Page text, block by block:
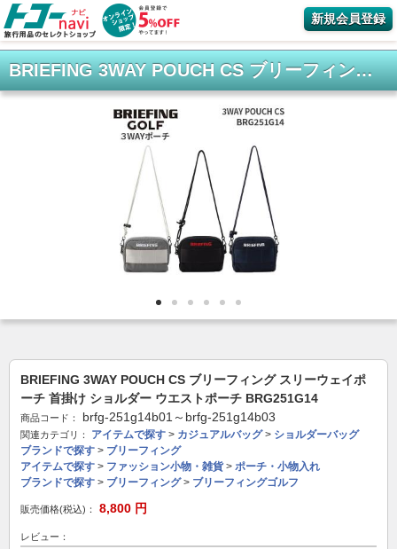
新規会員登録
BRIEFING 3WAY POUCH CS ブリーフィング スリーウェイポーチ 首掛け ショルダー ウエストポーチ BRG251G14
BRIEFING 3WAY POUCH CS ブリーフィング スリーウェイポ
ーチ 首掛け ショルダー ウエストポーチ BRG251G14
商品コード： brfg-251g14b01～brfg-251g14b03
関連カテゴリ： アイテムで探す > カジュアルバッグ> ショルダーバッグ
ブランドで探す > ブリーフィング
アイテムで探す > ファッション小物・雑貨> ポーチ・小物入れ
ブランドで探す > ブリーフィング> ブリーフィングゴルフ
販売価格(税込)： 8,800 円
レビュー：